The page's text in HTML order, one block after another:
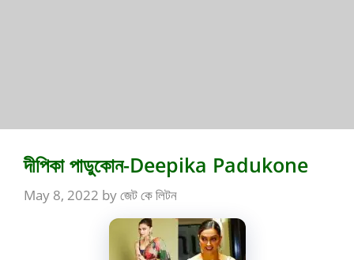
দীপিকা পাডুকোন-Deepika Padukone
May 8, 2022 byজেট কে লিটন